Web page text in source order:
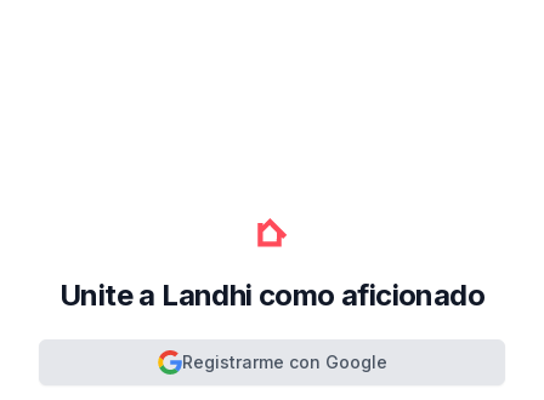
Unite a Landhi como aficionado
Registrarme con Google